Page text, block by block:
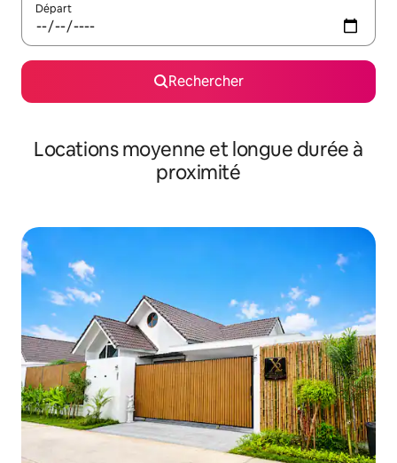
Départ
Rechercher
Locations moyenne et longue durée à
proximité